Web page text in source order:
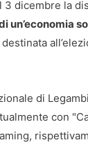
3 dicembre la
un’economia
di
con